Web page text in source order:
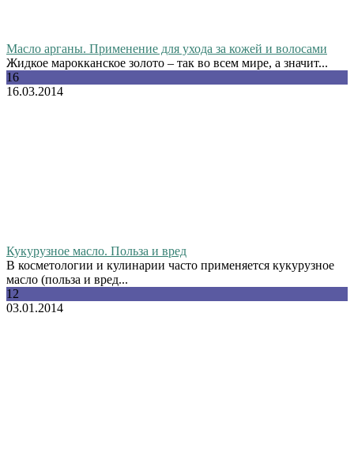
Масло арганы. Применение для ухода за кожей и волосами
Жидкое марокканское золото – так во всем мире, а значит...
16
16.03.2014
Кукурузное масло. Польза и вред
В косметологии и кулинарии часто применяется кукурузное
масло (польза и вред...
12
03.01.2014